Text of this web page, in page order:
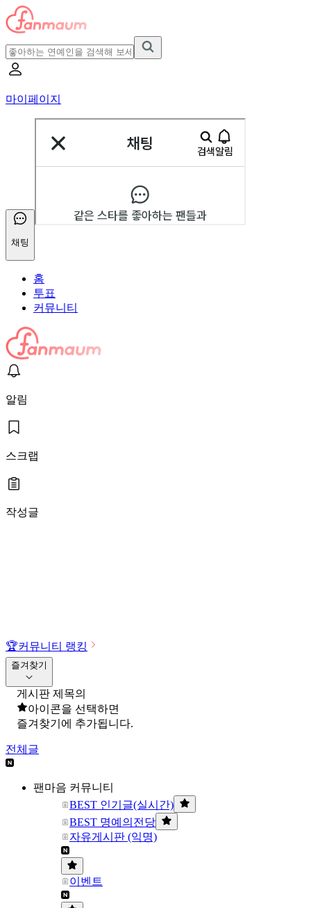
마이페이지
채팅
홈
투표
커뮤니티
알림
스크랩
작성글
🏆커뮤니티 랭킹
즐겨찾기
게시판 제목의
아이콘을 선택하면
즐겨찾기에 추가됩니다.
전체글
팬마음 커뮤니티
BEST 인기글(실시간)
BEST 명예의전당
자유게시판 (익명)
이벤트